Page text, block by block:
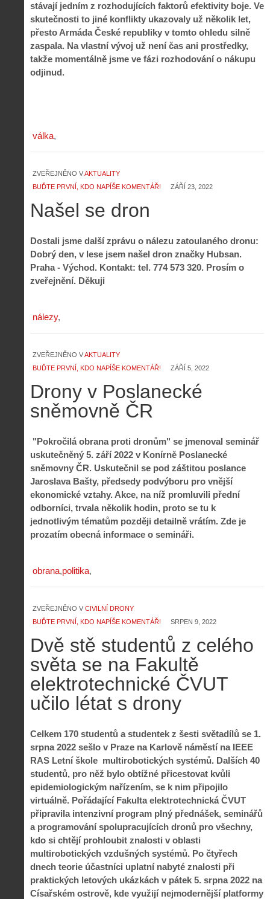
stávají jedním z rozhodujících faktorů efektivity boje. Ve
skutečnosti to jiné konflikty ukazovaly už několik let,
přesto Armáda České republiky v tomto ohledu silně
zaspala. Na vlastní vývoj už není čas ani prostředky,
takže momentálně jsme ve fázi rozhodování o nákupu
odjinud.
válka
ZVEŘEJNĚNO VAKTUALITY
BUĎTE PRVNÍ, KDO NAPÍŠE KOMENTÁŘ!
ZÁŘÍ 23, 2022
Našel se dron
Dostali jsme další zprávu o nálezu zatoulaného dronu:
Dobrý den, v lese jsem našel dron značky Hubsan.
Praha - Východ. Kontakt: tel. 774 573 320. Prosím o
zveřejnění. Děkuji
nálezy
ZVEŘEJNĚNO VAKTUALITY
BUĎTE PRVNÍ, KDO NAPÍŠE KOMENTÁŘ!
ZÁŘÍ 5, 2022
Drony v Poslanecké
sněmovně ČR
"Pokročilá obrana proti dronům" se jmenoval seminář
uskutečněný 5. září 2022 v Konírně Poslanecké
sněmovny ČR. Uskutečnil se pod záštitou poslance
Jaroslava Bašty, předsedy podvýboru pro vnější
ekonomické vztahy. Akce, na níž promluvili přední
odborníci, trvala několik hodin, proto se tu k
jednotlivým tématům později detailně vrátím. Zde je
prozatím obecná informace o semináři.
obrana politika
ZVEŘEJNĚNO V CIVILNÍ DRONY
BUĎTE PRVNÍ, KDO NAPÍŠE KOMENTÁŘ!
SRPEN 9, 2022
Dvě stě studentů z celého
světa se na Fakultě
elektrotechnické ČVUT
učilo létat s drony
Celkem 170 studentů a studentek z šesti světadílů se 1.
srpna 2022 sešlo v Praze na Karlově náměstí na IEEE
RAS Letní škole multirobotických systémů. Dalších 40
studentů, pro něž bylo obtížné přicestovat kvůli
epidemiologickým nařízením, se k nim připojilo
virtuálně. Pořádající Fakulta elektrotechnická ČVUT
připravila intenzivní program plný přednášek, seminářů
a programování spolupracujících dronů pro všechny,
kdo si chtějí prohloubit znalosti v oblasti
multirobotických vzdušných systémů. Po čtyřech
dnech teorie účastníci uplatní nabyté znalosti při
praktických letových ukázkách v pátek 5. srpna 2022 na
Císařském ostrově, kde využijí nejmodernější platformy